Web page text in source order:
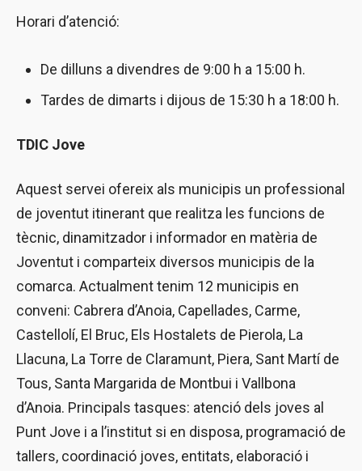
Horari d’atenció:
De dilluns a divendres de 9:00 h a 15:00 h.
Tardes de dimarts i dijous de 15:30 h a 18:00 h.
TDIC Jove
Aquest servei ofereix als municipis un professional
de joventut itinerant que realitza les funcions de
tècnic, dinamitzador i informador en matèria de
Joventut i comparteix diversos municipis de la
comarca. Actualment tenim 12 municipis en
conveni: Cabrera d’Anoia, Capellades, Carme,
Castellolí, El Bruc, Els Hostalets de Pierola, La
Llacuna, La Torre de Claramunt, Piera, Sant Martí de
Tous, Santa Margarida de Montbui i Vallbona
d’Anoia. Principals tasques: atenció dels joves al
Punt Jove i a l’institut si en disposa, programació de
tallers, coordinació joves, entitats, elaboració i